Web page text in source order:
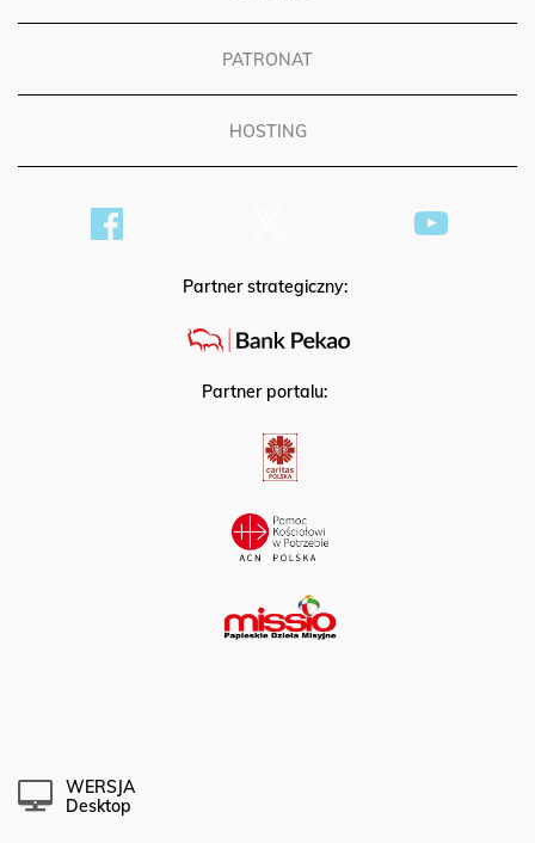
PATRONAT
HOSTING
Partner strategiczny:
Partner portalu:
WERSJA
Desktop